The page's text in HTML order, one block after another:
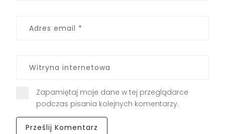
Zapamiętaj moje dane w tej przeglądarce
podczas pisania kolejnych komentarzy.